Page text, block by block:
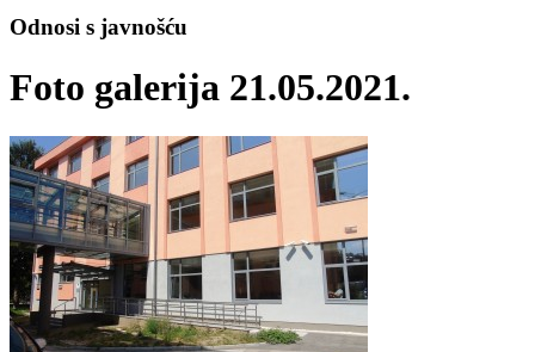
Odnosi s javnošću
Foto galerija 21.05.2021.